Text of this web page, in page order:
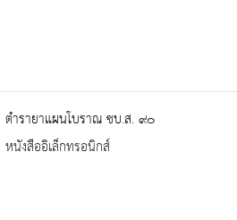
ตำรายาแผนโบราณ ชบ.ส. ๙๐
หนังสืออิเล็กทรอนิกส์